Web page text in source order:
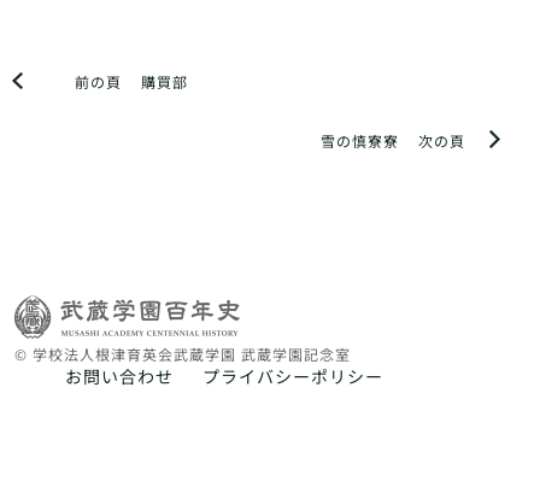
前の頁 購買部
次の頁
雪の慎寮寮
© 学校法人根津育英会武蔵学園 武蔵学園記念室
お問い合わせ プライバシーポリシー